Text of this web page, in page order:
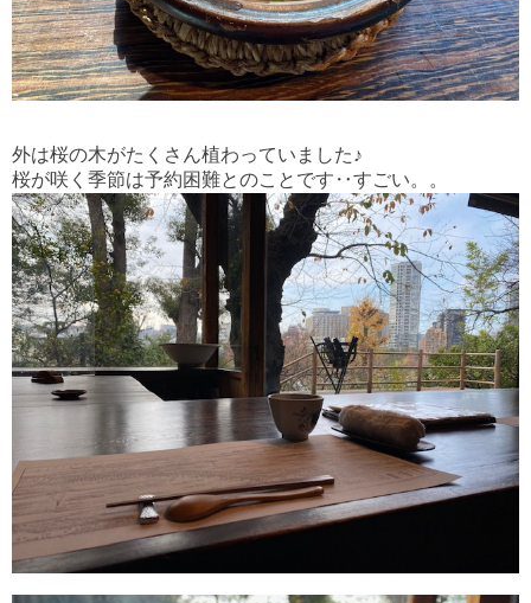
外は桜の木がたくさん植わっていました♪
桜が咲く季節は予約困難とのことです‥すごい。。